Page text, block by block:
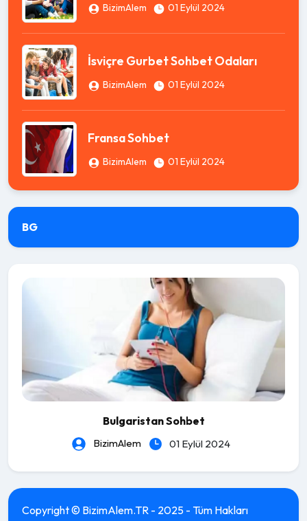
BizimAlem 01 Eylül 2024
İsviçre Gurbet Sohbet Odaları
BizimAlem 01 Eylül 2024
Fransa Sohbet
BizimAlem 01 Eylül 2024
BG
Bulgaristan Sohbet
BizimAlem 01 Eylül 2024
Copyright © BizimAlem.TR - 2025 - Tüm Hakları